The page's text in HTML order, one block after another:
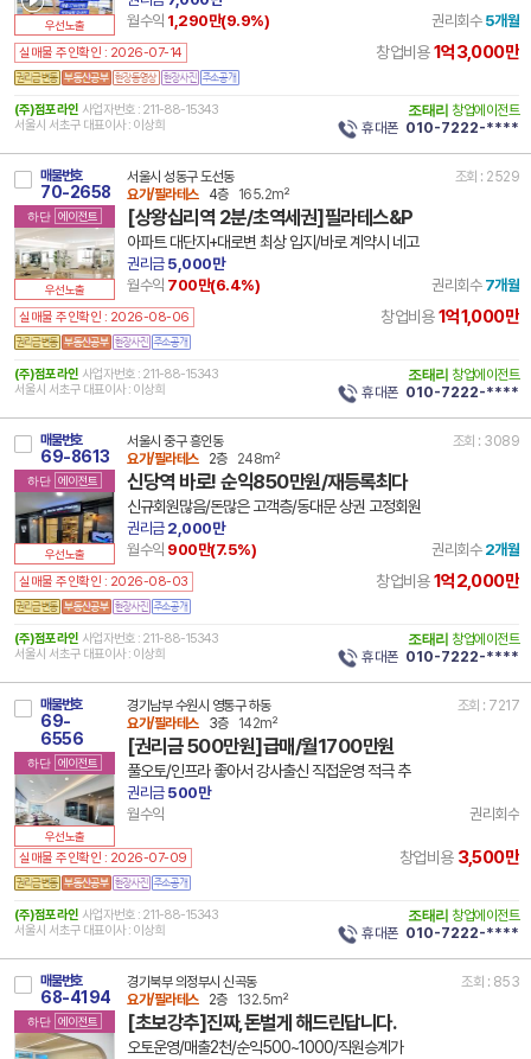
우선노출
월수익 1,290만(9.9%) 권리회수 5개월
실매물 주인확인 : 2026-07-14 창업비용1억3,000만
(주)점포라인 사업자번호 : 211-88-15343
서울시 서초구 대표이사 : 이상희
조태리 창업에이전트
휴대폰 010-7222-****
매물번호
70-2658
하단 에이전트
우선노출
서울시 성동구 도선동
조회 : 2529
요가/필라테스
4층 165.2m²
[상왕십리역 2분/초역세권]필라테스&P
아파트 대단지+대로변 최상 입지/바로 계약시 네고
권리금5,000만
월수익 700만(6.4%) 권리회수 7개월
실매물 주인확인 : 2026-08-06 창업비용1억1,000만
(주)점포라인 사업자번호 : 211-88-15343
서울시 서초구 대표이사 : 이상희
조태리 창업에이전트
휴대폰 010-7222-****
매물번호
69-8613
하단 에이전트
우선노출
서울시 중구 흥인동
조회 : 3089
요가/필라테스
2층 248m²
신당역 바로! 순익850만원/재등록최다
신규회원많음/돈많은 고객층/동대문 상권 고정회원
권리금2,000만
월수익 900만(7.5%) 권리회수 2개월
실매물 주인확인 : 2026-08-03 창업비용1억2,000만
(주)점포라인 사업자번호 : 211-88-15343
서울시 서초구 대표이사 : 이상희
조태리 창업에이전트
휴대폰 010-7222-****
매물번호
69-
6556
하단 에이전트
우선노출
경기남부 수원시 영통구 하동
조회 : 7217
요가/필라테스
3층 142m²
[권리금 500만원]급매/월1700만원
풀오토/인프라 좋아서 강사출신 직접운영 적극 추
권리금500만
월수익
권리회수
실매물 주인확인 : 2026-07-09 창업비용 3,500만
(주)점포라인 사업자번호 : 211-88-15343
서울시 서초구 대표이사 : 이상희
조태리 창업에이전트
휴대폰 010-7222-****
매물번호
68-4194
하단 에이전트
경기북부 의정부시 신곡동
조회 : 853
요가/필라테스
2층 132.5m²
[초보강추]진짜,돈벌게 해드린답니다.
오토운영/매출2천/순익500~1000/직원승계가